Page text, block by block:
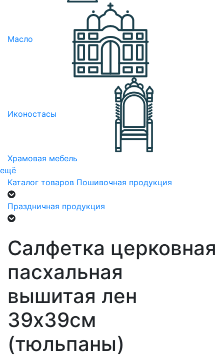
Масло
Иконостасы
Храмовая мебель
ещё
Каталог товаров Пошивочная продукция
Праздничная продукция
Салфетка церковная
пасхальная
вышитая лен
39х39см
(тюльпаны)